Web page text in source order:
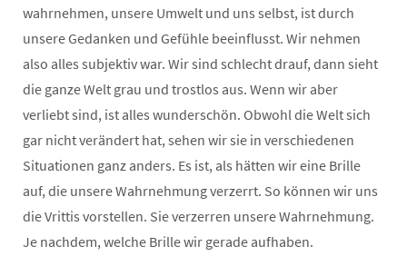
wahrnehmen, unsere Umwelt und uns selbst, ist durch
unsere Gedanken und Gefühle beeinflusst. Wir nehmen
also alles subjektiv war. Wir sind schlecht drauf, dann sieht
die ganze Welt grau und trostlos aus. Wenn wir aber
verliebt sind, ist alles wunderschön. Obwohl die Welt sich
gar nicht verändert hat, sehen wir sie in verschiedenen
Situationen ganz anders. Es ist, als hätten wir eine Brille
auf, die unsere Wahrnehmung verzerrt. So können wir uns
die Vrittis vorstellen. Sie verzerren unsere Wahrnehmung.
Je nachdem, welche Brille wir gerade aufhaben.